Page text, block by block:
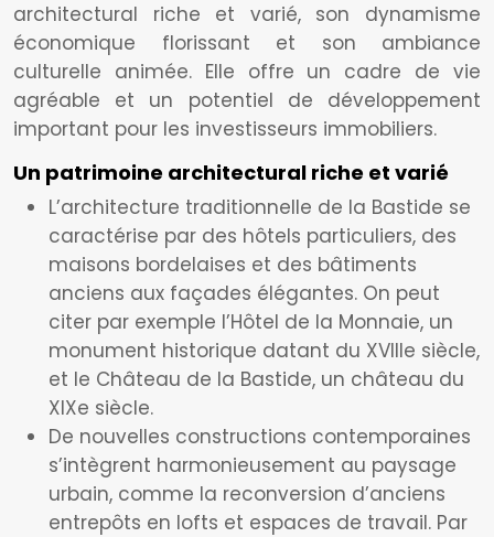
architectural riche et varié, son dynamisme
économique florissant et son ambiance
culturelle animée. Elle offre un cadre de vie
agréable et un potentiel de développement
important pour les investisseurs immobiliers.
Un patrimoine architectural riche et varié
L’architecture traditionnelle de la Bastide se
caractérise par des hôtels particuliers, des
maisons bordelaises et des bâtiments
anciens aux façades élégantes. On peut
citer par exemple l’Hôtel de la Monnaie, un
monument historique datant du XVIIIe siècle,
et le Château de la Bastide, un château du
XIXe siècle.
De nouvelles constructions contemporaines
s’intègrent harmonieusement au paysage
urbain, comme la reconversion d’anciens
entrepôts en lofts et espaces de travail. Par